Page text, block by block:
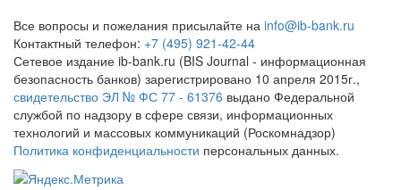
Все вопросы и пожелания присылайте на info@ib-bank.ru
Контактный телефон: +7 (495) 921-42-44
Сетевое издание ib-bank.ru (BIS Journal - информационная
безопасность банков) зарегистрировано 10 апреля 2015г.,
свидетельство ЭЛ № ФС 77 - 61376 выдано Федеральной
службой по надзору в сфере связи, информационных
технологий и массовых коммуникаций (Роскомнадзор)
Политика конфиденциальности персональных данных.